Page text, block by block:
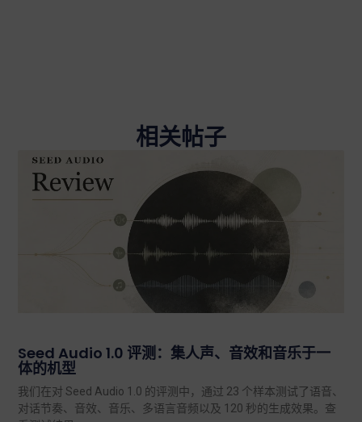
相关帖子
Seed Audio 1.0 评测：集人声、音效和音乐于一
体的机型
我们在对 Seed Audio 1.0 的评测中，通过 23 个样本测试了语音、
对话节奏、音效、音乐、多语言音频以及 120 秒的生成效果。查